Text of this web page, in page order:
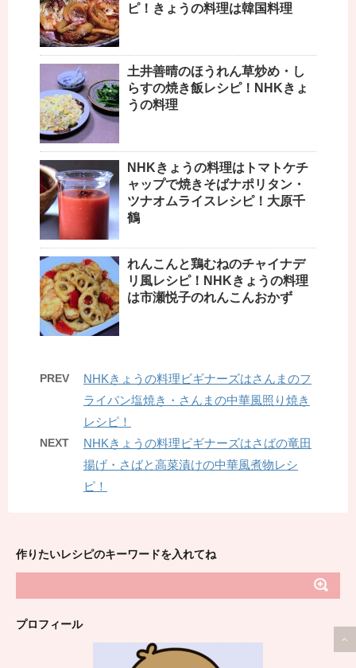
ピ！きょうの料理は韓国料理
土井善晴のほうれん草炒め・し
らすの焼き飯レシピ！NHKきょ
うの料理
NHKきょうの料理はトマトケチ
ャップで焼きそばナポリタン・
ツナオムライスレシピ！大原千
鶴
れんこんと鶏むねのチャイナデ
リ風レシピ！NHKきょうの料理
は市瀬悦子のれんこんおかず
PREV
NHKきょうの料理ビギナーズはさんまのフ
ライパン塩焼き・さんまの中華風照り焼き
レシピ！
NEXT
NHKきょうの料理ビギナーズはさばの竜田
揚げ・さばと高菜漬けの中華風煮物レシ
ピ！
作りたいレシピのキーワードを入れてね
プロフィール